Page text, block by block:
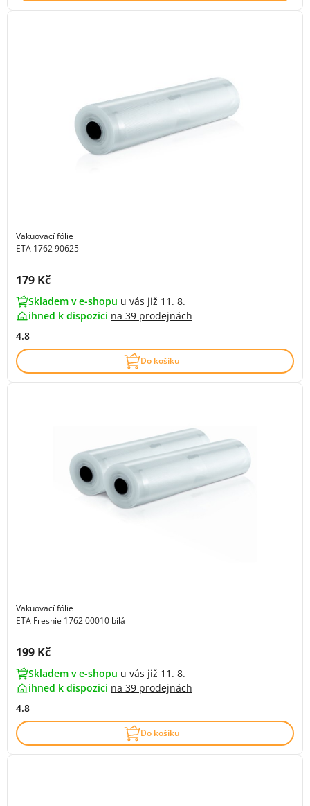
Vakuovací fólie
ETA 1762 90625
Cena s DPH:
179 Kč
Skladem v e-shopu u vás již 11. 8.
ihned k dispozici na 39 prodejnách
4.8
Do košíku
Vakuovací fólie
ETA Freshie 1762 00010 bílá
Cena s DPH:
199 Kč
Skladem v e-shopu u vás již 11. 8.
ihned k dispozici na 39 prodejnách
4.8
Do košíku